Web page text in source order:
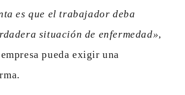
es que el trabajador deba
situación de enfermedad»,
pueda exigir una